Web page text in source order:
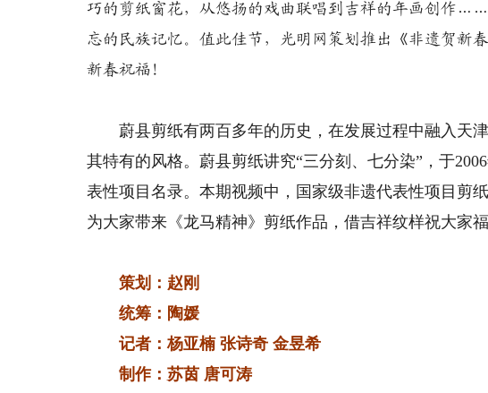
巧的剪纸窗花，从悠扬的戏曲联唱到吉祥的年画创作
忘的民族记忆。值此佳节，光明网策划推出《非遗贺新
新春祝福！
蔚县剪纸有两百多年的历史，在发展过程中融入天
其特有的风格。蔚县剪纸讲究“三分刻、七分染”，于
表性项目名录。本期视频中，国家级非遗代表性项目剪
为大家带来《龙马精神》剪纸作品，借吉祥纹样祝大家福
策划：赵刚
统筹：陶媛
记者：杨亚楠 张诗奇 金昱希
制作：苏茵 唐可涛